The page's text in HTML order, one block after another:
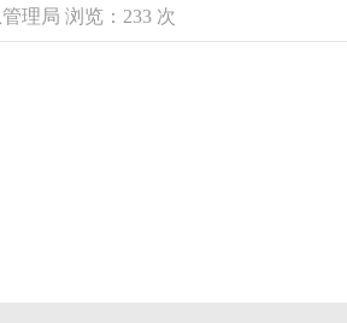
理局 浏览： 233 次